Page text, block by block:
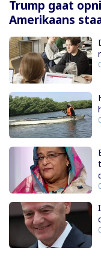
Trump gaat
Amerikaans